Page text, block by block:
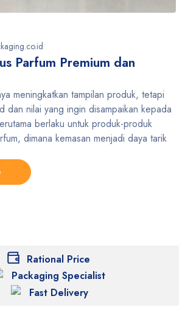
Parfum Premium dan
meningkatkan tampilan produk, tetapi
dan nilai yang ingin disampaikan kepada
berlaku untuk produk-produk
dimana kemasan menjadi daya tarik
Rational Price
Packaging Specialist
Fast Delivery